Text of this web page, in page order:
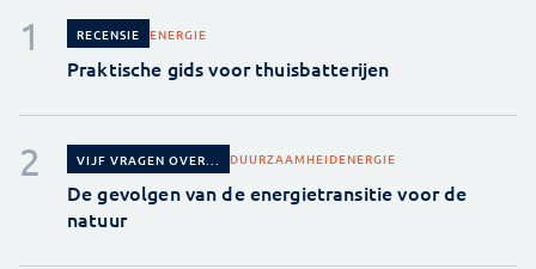
RECENSIE ENERGIE
Praktische gids voor thuisbatterijen
VIJF VRAGEN OVER... DUURZAAMHEIDENERGIE
De gevolgen van de energietransitie voor de
natuur